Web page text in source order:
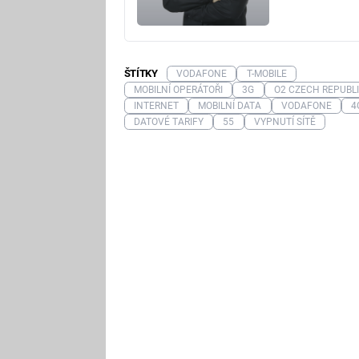
ŠTÍTKY VODAFONE
T-MOBILE
MOBILNÍ OPERÁTOŘI
3G
O2 CZECH
INTERNET
MOBILNÍ DATA VODAFONE
DATOVÉ TARIFY
55 VYPNUTÍ SÍTĚ